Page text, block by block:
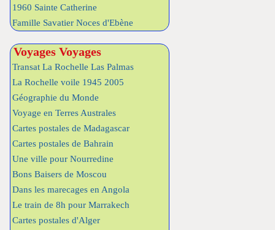
1960 Sainte Catherine
Famille Savatier Noces d'Ebène
Voyages Voyages
Transat La Rochelle Las Palmas
La Rochelle voile 1945 2005
Géographie du Monde
Voyage en Terres Australes
Cartes postales de Madagascar
Cartes postales de Bahrain
Une ville pour Nourredine
Bons Baisers de Moscou
Dans les marecages en Angola
Le train de 8h pour Marrakech
Cartes postales d'Alger